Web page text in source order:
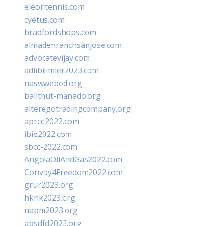
eleontennis.com
cyetus.com
bradfordshops.com
almadenranchsanjose.com
advocatevijay.com
adlibilimler2023.com
naswwebed.org
balithut-manado.org
alteregotradingcompany.org
aprce2022.com
ibie2022.com
sbcc-2022.com
AngolaOilAndGas2022.com
Convoy4Freedom2022.com
grur2023.org
hkhk2023.org
napm2023.org
apsdfd2023.org